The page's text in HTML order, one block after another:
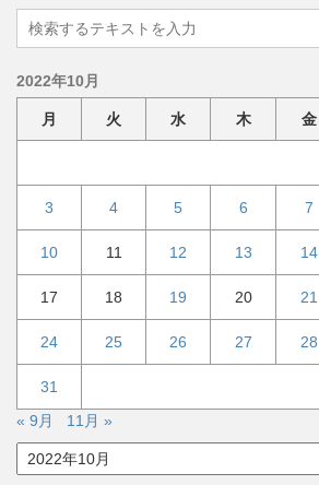
2022年10月
月 火 水 木 金
3 4 5 6 7
10 11 12 13 14
17 18 19 20 21
24 25 26 27 28
31
« 9月
11月 »
ア
ー